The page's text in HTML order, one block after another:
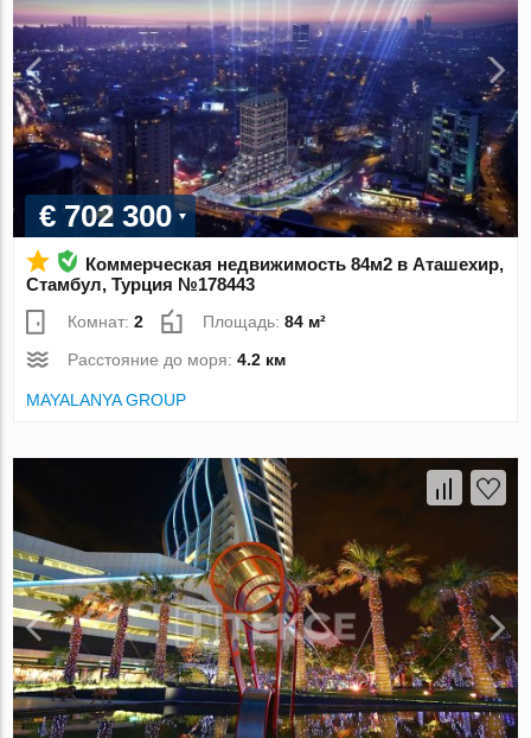
€ 702 300
Коммерческая недвижимость 84м2 в Аташехир,
Стамбул, Турция №178443
Комнат:2 Площадь:84 м²
Расстояние до моря:4.2 км
MAYALANYA GROUP